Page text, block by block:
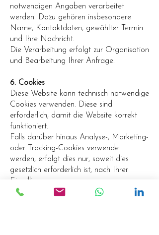
notwendigen Angaben verarbeitet
werden. Dazu gehören insbesondere
Name, Kontaktdaten, gewählter Termin
und Ihre Nachricht.
Die Verarbeitung erfolgt zur Organisation
und Bearbeitung Ihrer Anfrage.
6. Cookies
Diese Website kann technisch notwendige
Cookies verwenden. Diese sind
erforderlich, damit die Website korrekt
funktioniert.
Falls darüber hinaus Analyse-, Marketing-
oder Tracking-Cookies verwendet
werden, erfolgt dies nur, soweit dies
gesetzlich erforderlich ist, nach Ihrer
Einwilligung.